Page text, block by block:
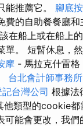
能推薦它。 腳底
的自助餐餐廳
在船上或在船上
。 短暫休息，
摩 - 馬拉克什雷
台北會計師事務所
記台灣公司 根據法
他類型的cookie都
可能會更改，我